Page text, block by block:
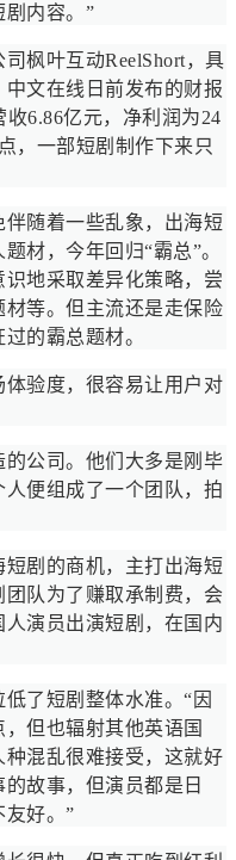
剧内容。”
枫叶互动ReelShort，具
文在线日前发布的财报
6.86亿元，净利润为24
，一部短剧制作下来只
随着一些乱象，出海短
材，今年回归“霸总”。
地采取差异化策略，尝
等。但主流还是走保险
的霸总题材。
验度，很容易让用户对
公司。他们大多是刚毕
便组成了一个团队，拍
剧的商机，主打出海短
队为了赚取承制费，会
演员出演短剧，在国内
了短剧整体水准。“因
但也辐射其他英语国
混乱很难接受，这就好
故事，但演员都是日
好。”